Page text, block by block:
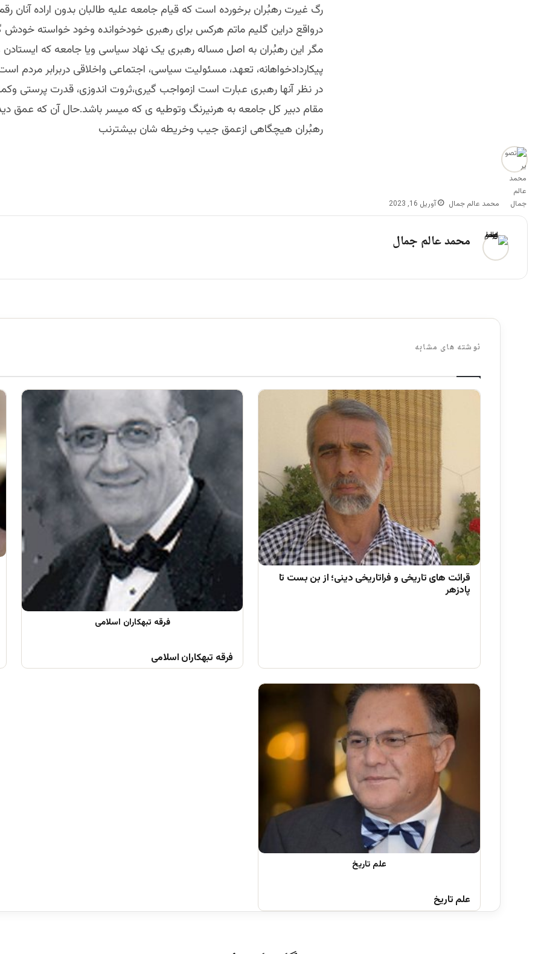
رگ غیرت رهبُران برخورده است که قیام جامعه علیه طالبان بدون اراده آنان
درواقع دراین گلیم ماتم هرکس برای رهبری خودخوانده وخود خواسته خودش
مگر این رهبُران به اصل مساله رهبری یک نهاد سیاسی ویا جامعه که
پیکاردادخواهانه، تعهد، مسئولیت سیاسی، اجتماعی واخلاقی دربرابر مردم است،
در نظر آنها رهبری عبارت است ازمواجب گیری،ثروت اندوزی، قدرت پرستی
مقام دبیر کل جامعه به هرنیرنگ وتوطیه ی که میسر باشد.حال آن که عمق
رهبُران هیچگاهی ازعمق جیب وخریطه شان بیشترنب
محمد عالم جمال آوریل 16, 2023
محمد عالم جمال
نوشته های مشابه
قرائت های تاریخی و فراتاریخی دینی؛ از بن بست تا
پادزهر
فرقه تبهکاران اسلامی
علم تاریخ